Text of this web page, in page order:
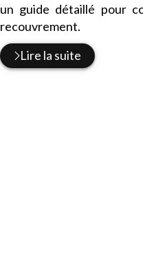
un guide détaillé pour
recouvrement.
Lire la suite